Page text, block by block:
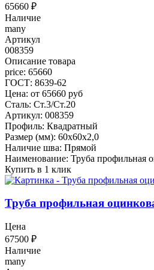
65660 ₽
Наличие
many
Артикул
008359
Описание товара
price: 65660
ГОСТ: 8639-62
Цена: от 65660 руб
Сталь: Ст.3/Ст.20
Артикул: 008359
Профиль: Квадратный
Размер (мм): 60x60x2,0
Наличие шва: Прямой
Наименование: Труба профильная
Купить в 1 клик
Труба профильная
Цена
67500 ₽
Наличие
many